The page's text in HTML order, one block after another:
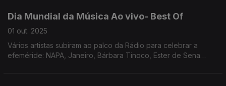
Dia Mundial da Música Ao vivo- Best Of
01 out. 2025
Vários artistas subiram ao palco da Rádio para celebrar a
efeméride: NAPA, Janeiro, Bárbara Tinoco, Ester de Sena